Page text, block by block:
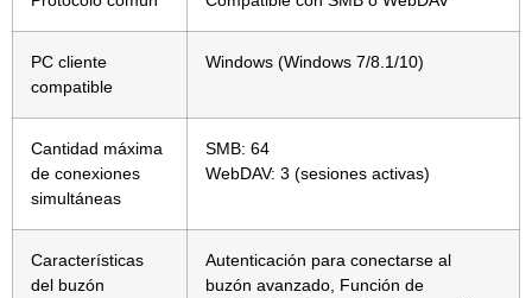
PC cliente
compatible
Windows (Windows 7/8.1/10)
Cantidad máxima
de conexiones
simultáneas
SMB: 64
WebDAV: 3 (sesiones activas)
Características
del buzón
Autenticación para conectarse al
buzón avanzado, Función de